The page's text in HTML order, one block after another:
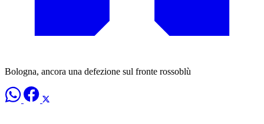
Bologna, ancora una defezione sul fronte rossoblù